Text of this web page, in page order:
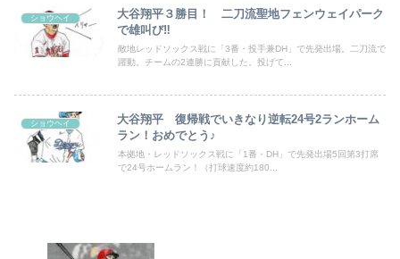
ショウヘイ
大谷翔平３勝目！ 二刀流聖地フェンウェイパーク
で雄叫び‼
敵地レッドソックス戦に「3番・投手兼DH」で先発出場。二刀流で
躍動。チームの2連勝に貢献した。投げて...
ショウヘイ
大谷翔平 復帰戦でいきなり逆転24号2ランホーム
ラン！おめでとう♪
本拠地・レッドソックス戦に「1番・DH」で先発出場5回第3打席
で24号ホームラン！（打球速度約180...